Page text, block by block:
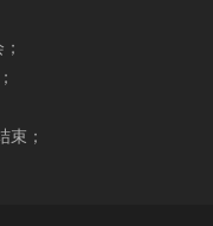
束；